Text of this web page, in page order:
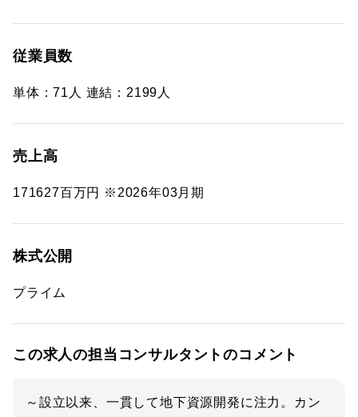
従業員数
単体：71人 連結：2199人
売上高
171627百万円 ※2026年03月期
株式公開
プライム
この求人の担当コンサルタントのコメント
～設立以来、一貫して地下資源開発に注力。カン